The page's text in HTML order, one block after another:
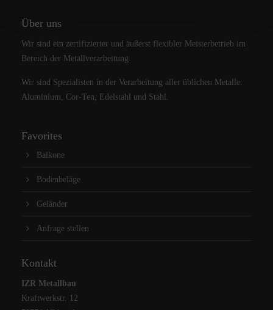
Über uns
Wir sind ein zertifizierter und äußerst flexibler Meisterbetrieb im
Bereich der Metallverarbeitung.
Wir sind Spezialisten in der Verarbeitung aller üblichen Metalle:
Aluminium, Cor-Ten, Edelstahl und Stahl.
Favorites
Balkone
Bodenbeläge
Geländer
Anfrage stellen
Kontakt
IZR Metallbau
Kraftwerkstr. 12